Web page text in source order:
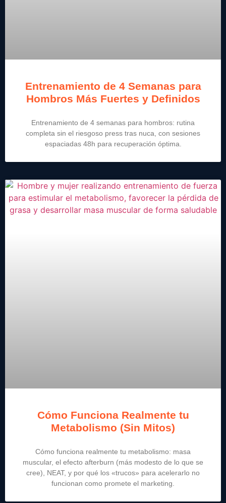
Entrenamiento de 4 Semanas para
Hombros Más Fuertes y Definidos
Entrenamiento de 4 semanas para hombros: rutina
completa sin el riesgoso press tras nuca, con sesiones
espaciadas 48h para recuperación óptima.
Cómo Funciona Realmente tu
Metabolismo (Sin Mitos)
Cómo funciona realmente tu metabolismo: masa
muscular, el efecto afterburn (más modesto de lo que se
cree), NEAT, y por qué los «trucos» para acelerarlo no
funcionan como promete el marketing.